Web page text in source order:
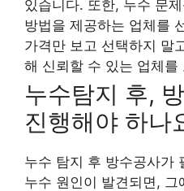
있습니다. 또한, 누수 문
방법을 제공하는 업체를
가격만 보고 선택하지 말
해 신뢰할 수 있는 업체를
누수탐지 후,
진행해야 하나
누수 탐지 후 방수공사가
누수 원인이 발견되면,